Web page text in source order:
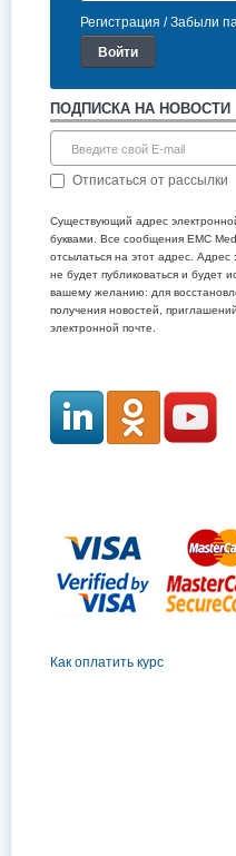
Регистрация Забыли
ПОДПИСКА НА НОВОСТИ
Отписаться от рассылки
Существующий адрес
буквами. Все сообщения EMC
отсылаться на этот адрес. Адрес
не будет публиковаться и будет
вашему желанию: для
получения новостей,
электронной почте.
Как оплатить курс